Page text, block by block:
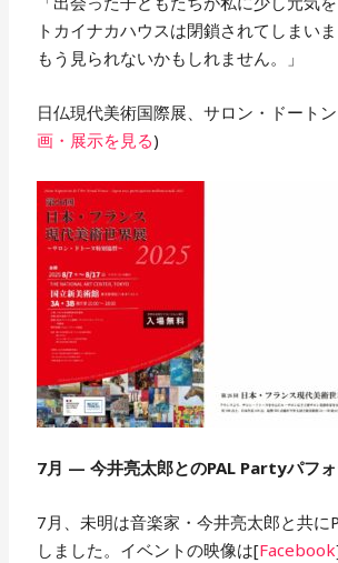
トカイナカハウスは閉鎖されてしまい
もう見られないかもしれません。」
日仏現代美術国際展、サロン・ドート
画・展示を見る)
7月 — 今井亮太郎とのPAL Partyパフ
7月、未明は音楽家・今井亮太郎と共に
しました。イベントの映像は[Facebook